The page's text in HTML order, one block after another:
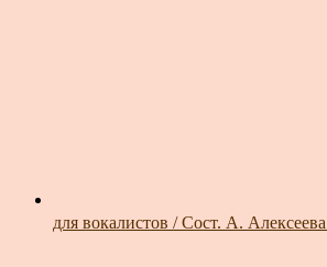
для вокалистов / Сост. А. Алексеева